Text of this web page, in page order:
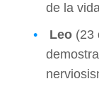
de la
Leo (23